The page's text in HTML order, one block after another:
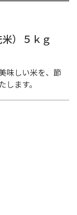
）５ｋｇ
味しい米を、節
ます。